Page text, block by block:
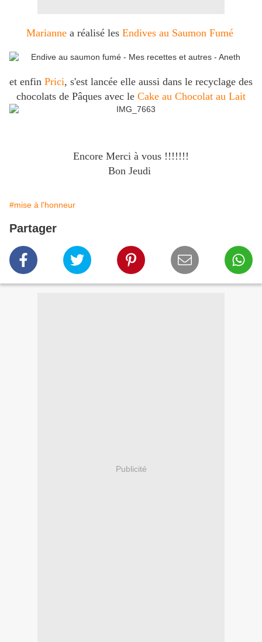
Mariannea réalisé les Endives au Saumon Fumé
et enfin Prici, s'est lancée elle aussi dans le recyclage des
chocolats de Pâques avec le Cake au Chocolat au Lait
Encore Merci à vous !!!!!!!
Bon Jeudi
#mise à l'honneur
Partager
Publicité